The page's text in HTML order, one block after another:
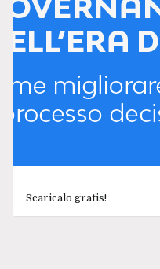
Scaricalo gratis!